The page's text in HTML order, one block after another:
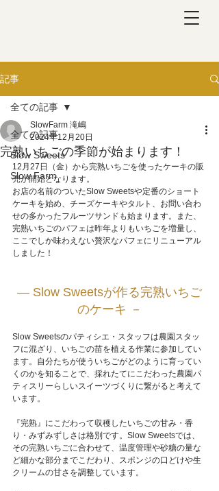
記事
全ての記事
Slow Sweets
Slow Farm
全ての記事
完熟いちごの季節が始まります！
SlowFarm 滝嶋
2024年12月20日
12月27日（金）から完熟いちごを使ったケーキの販
売が開始となります。
お店の名前のついたSlow Sweetsや定番のショート
ケーキを始め、チーズケーキやタルト、お問い合わ
せの多かったフルーツサンドも始まります。また、
完熟いちごのパフェは昨年よりもいちごを増量し、
ここでしか味わえない贅沢なパフェにリニューアル
しました！
― Slow Sweetsが作る完熟いちご
のケーキ －
Slow Sweetsのパティシエ・スタッフは農園スタッ
フに混ざり、いちごの苗を植える作業に参加してい
ます。自分たちが使ういちごがどのように育ってい
くのかを知ることで、採れたてにこだわった農園パ
ティスリーらしいスイーツづくりに繋がると考えて
います。
『完熟』にこだわって収穫したいちごの甘み・香
り・みずみずしさは格別です。Slow Sweetsでは、
その完熟いちごに合わせて、温度管理や砂糖の量な
ど細かな部分までこだわり、スポンジの口どけや生
クリームの甘さを調整しています。